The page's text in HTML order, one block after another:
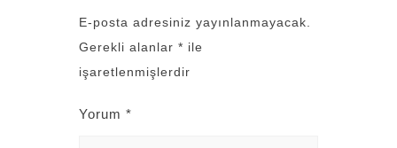
E-posta adresiniz yayınlanmayacak.
Gerekli alanlar * ile
işaretlenmişlerdir
Yorum *